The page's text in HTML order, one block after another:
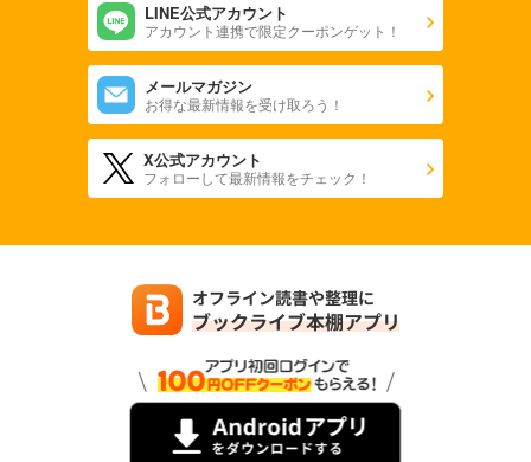
LINE公式アカウント
アカウント連携で限定クーポンゲット！
メールマガジン
お得な最新情報を受け取ろう！
X公式アカウント
フォローして最新情報をチェック！